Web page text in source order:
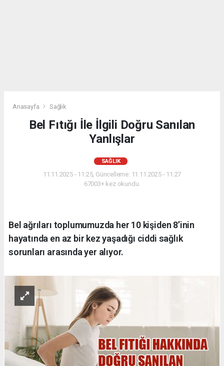
Anasayfa Sağlık
Bel Fıtığı İle İlgili Doğru Sanılan
Yanlışlar
SAĞLIK
11.11.2025 - 11:25, Güncelleme: 11.11.2025 - 11:27
67003+ kez okundu.
Bel ağrıları toplumumuzda her 10 kişiden 8’inin
hayatında en az bir kez yaşadığı ciddi sağlık
sorunları arasında yer alıyor.